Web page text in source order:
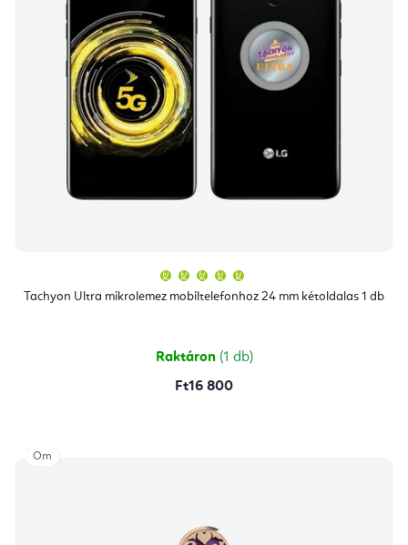
Tachyon Ultra mikrolemez mobiltelefonhoz 24 mm kétoldalas 1 db
átlagos
értékelése
csillag.
Raktáron (1 db)
Ft16 800
Om